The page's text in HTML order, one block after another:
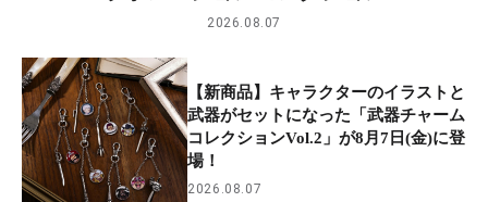
2026.08.07
【新商品】キャラクターのイラストと
武器がセットになった「武器チャーム
コレクションVol.2」が8月7日(金)に登
場！
2026.08.07